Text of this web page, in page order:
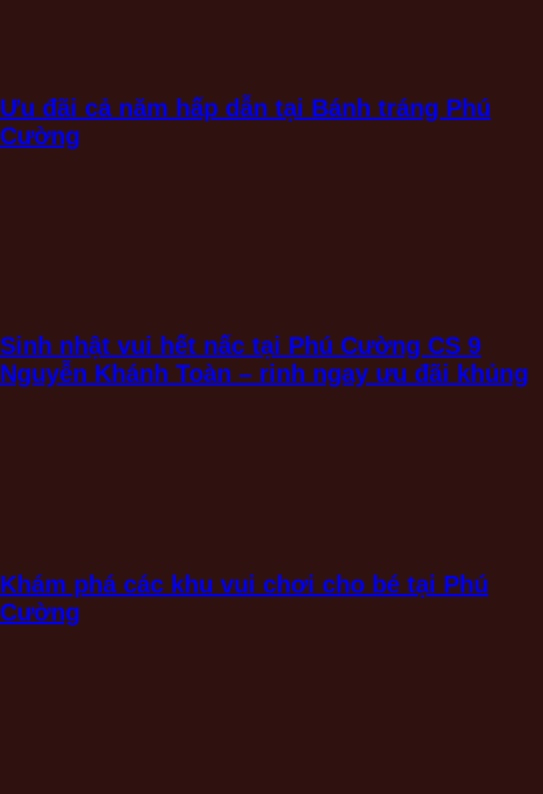
Ưu đãi cả năm hấp dẫn tại Bánh tráng Phú
Cường
Sinh nhật vui hết nấc tại Phú Cường CS 9
Nguyễn Khánh Toàn – rinh ngay ưu đãi khủng
Khám phá các khu vui chơi cho bé tại Phú
Cường